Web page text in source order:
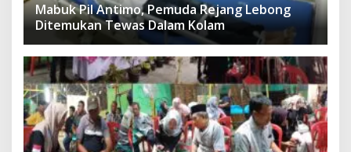
Mabuk Pil Antimo, Pemuda Rejang Lebong
Ditemukan Tewas Dalam Kolam